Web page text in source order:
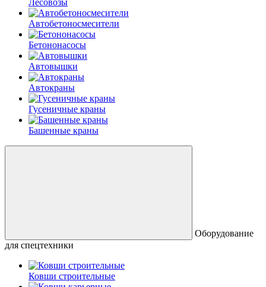
Лесовозы
Автобетоно­смесители
Бетононасосы
Автовышки
Автокраны
Гусеничные краны
Башенные краны
Оборудование
для спецтехники
Ковши строительные